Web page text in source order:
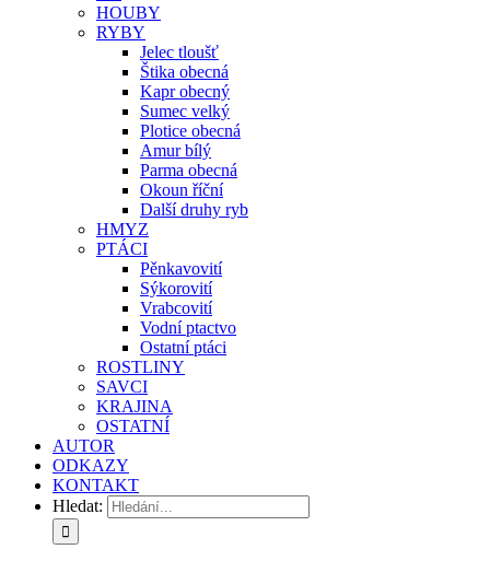
HOUBY
RYBY
Jelec tloušť
Štika obecná
Kapr obecný
Sumec velký
Plotice obecná
Amur bílý
Parma obecná
Okoun říční
Další druhy ryb
HMYZ
PTÁCI
Pěnkavovití
Sýkorovití
Vrabcovití
Vodní ptactvo
Ostatní ptáci
ROSTLINY
SAVCI
KRAJINA
OSTATNÍ
AUTOR
ODKAZY
KONTAKT
Hledat: